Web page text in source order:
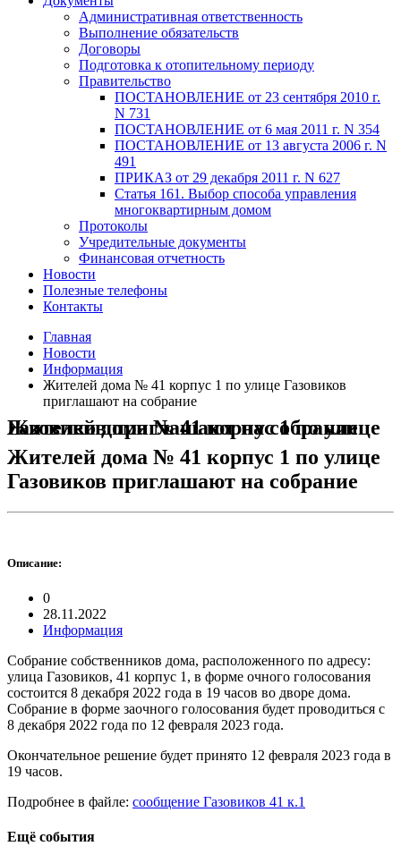
Административная ответственность
Выполнение обязательств
Договоры
Подготовка к отопительному периоду
Правительство
ПОСТАНОВЛЕНИЕ от 23 сентября 2010 г.
N 731
ПОСТАНОВЛЕНИЕ от 6 мая 2011 г. N 354
ПОСТАНОВЛЕНИЕ от 13 августа 2006 г. N
491
ПРИКАЗ от 29 декабря 2011 г. N 627
Статья 161. Выбор способа управления
многоквартирным домом
Протоколы
Учредительные документы
Финансовая отчетность
Новости
Полезные телефоны
Контакты
Главная
Новости
Информация
Жителей дома № 41 корпус 1 по улице Газовиков
приглашают на собрание
Жителей дома № 41 корпус 1 по улице Газовиков приглашают на собрание
Жителей дома № 41 корпус 1 по улице
Газовиков приглашают на собрание
Описание:
0
28.11.2022
Информация
Собрание собственников дома, расположенного по адресу:
улица Газовиков, 41 корпус 1, в форме очного голосования
состоится 8 декабря 2022 года в 19 часов во дворе дома.
Собрание в форме заочного голосования будет проводиться с
8 декабря 2022 года по 12 февраля 2023 года.
Окончательное решение будет принято 12 февраля 2023 года в
19 часов.
Подробнее в файле: сообщение Газовиков 41 к.1
Ещё события